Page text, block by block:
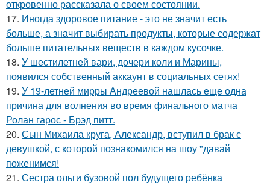
откровенно рассказала о своем состоянии.
17. Иногда здоровое питание - это не значит есть
больше, а значит выбирать продукты, которые содержат
больше питательных веществ в каждом кусочке.
18. У шестилетней вари, дочери коли и Марины,
появился собственный аккаунт в социальных сетях!
19. У 19-летней мирры Андреевой нашлась еще одна
причина для волнения во время финального матча
Ролан гарос - Брэд питт.
20. Сын Михаила круга, Александр, вступил в брак с
девушкой, с которой познакомился на шоу "давай
поженимся!
21. Сестра ольги бузовой пол будущего ребёнка